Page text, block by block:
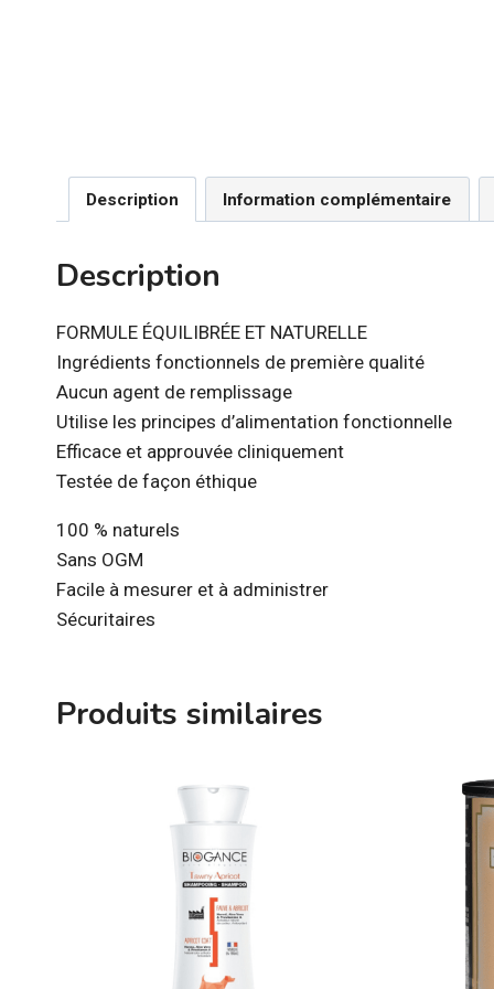
Description Information complémentaire
Description
FORMULE ÉQUILIBRÉE ET NATURELLE
Ingrédients fonctionnels de première qualité
Aucun agent de remplissage
Utilise les principes d’alimentation fonctionnelle
Efficace et approuvée cliniquement
Testée de façon éthique
100 % naturels
Sans OGM
Facile à mesurer et à administrer
Sécuritaires
Produits similaires